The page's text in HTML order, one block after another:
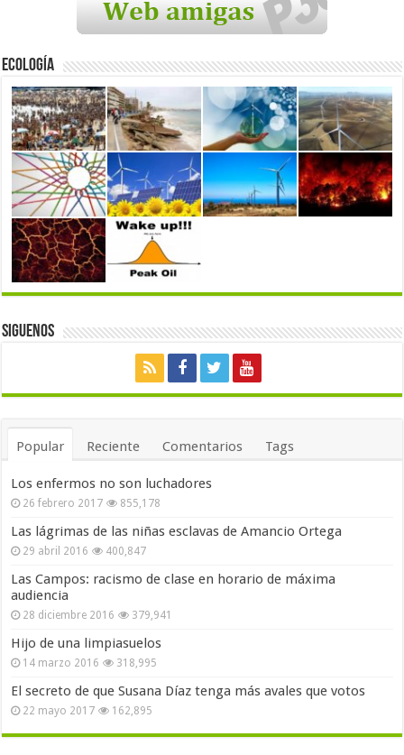
Ecología
Siguenos
Popular Reciente Comentarios Tags
Los enfermos no son luchadores
26 febrero 2017 855,178
Las lágrimas de las niñas esclavas de Amancio Ortega
29 abril 2016 400,847
Las Campos: racismo de clase en horario de máxima
audiencia
28 diciembre 2016 379,941
Hijo de una limpiasuelos
14 marzo 2016 318,995
El secreto de que Susana Díaz tenga más avales que votos
22 mayo 2017 162,895